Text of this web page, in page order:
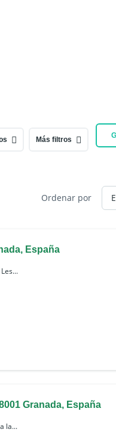
Más filtros
Ordenar por
España
Granada, España
la...